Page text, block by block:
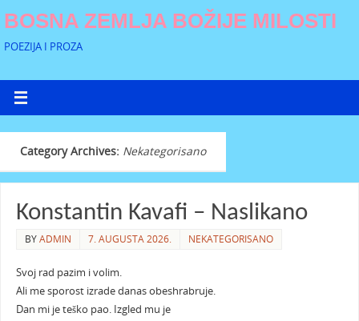
BOSNA ZEMLJA BOŽIJE MILOSTI
POEZIJA I PROZA
Category Archives: Nekategorisano
Konstantin Kavafi – Naslikano
BYADMIN 7. AUGUSTA 2026. NEKATEGORISANO
Svoj rad pazim i volim.
Ali me sporost izrade danas obeshrabruje.
Dan mi je teško pao. Izgled mu je